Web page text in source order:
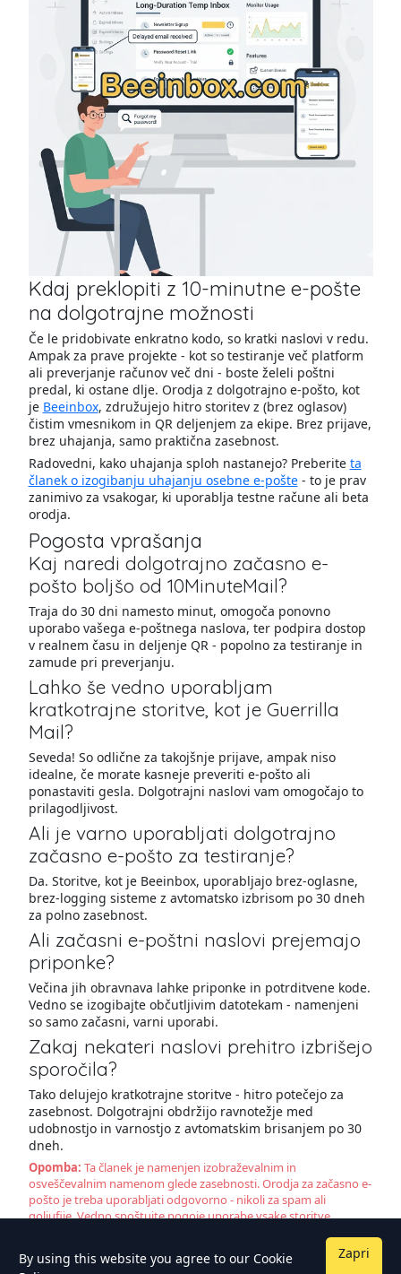
Kdaj preklopiti z 10-minutne e-pošte
na dolgotrajne možnosti
Če le pridobivate enkratno kodo, so kratki naslovi v redu.
Ampak za prave projekte - kot so testiranje več platform
ali preverjanje računov več dni - boste želeli poštni
predal, ki ostane dlje. Orodja z dolgotrajno e-pošto, kot
je Beeinbox, združujejo hitro storitev z (brez oglasov)
čistim vmesnikom in QR deljenjem za ekipe. Brez prijave,
brez uhajanja, samo praktična zasebnost.
Radovedni, kako uhajanja sploh nastanejo? Preberite ta
članek o izogibanju uhajanju osebne e-pošte- to je prav
zanimivo za vsakogar, ki uporablja testne račune ali beta
orodja.
Pogosta vprašanja
Kaj naredi dolgotrajno začasno e-
pošto boljšo od 10MinuteMail?
Traja do 30 dni namesto minut, omogoča ponovno
uporabo vašega e-poštnega naslova, ter podpira dostop
v realnem času in deljenje QR - popolno za testiranje in
zamude pri preverjanju.
Lahko še vedno uporabljam
kratkotrajne storitve, kot je Guerrilla
Mail?
Seveda! So odlične za takojšnje prijave, ampak niso
idealne, če morate kasneje preveriti e-pošto ali
ponastaviti gesla. Dolgotrajni naslovi vam omogočajo to
prilagodljivost.
Ali je varno uporabljati dolgotrajno
začasno e-pošto za testiranje?
Da. Storitve, kot je Beeinbox, uporabljajo brez-oglasne,
brez-logging sisteme z avtomatsko izbrisom po 30 dneh
za polno zasebnost.
Ali začasni e-poštni naslovi prejemajo
priponke?
Večina jih obravnava lahke priponke in potrditvene kode.
Vedno se izogibajte občutljivim datotekam - namenjeni
so samo začasni, varni uporabi.
Zakaj nekateri naslovi prehitro izbrišejo
sporočila?
Tako delujejo kratkotrajne storitve - hitro potečejo za
zasebnost. Dolgotrajni obdržijo ravnotežje med
udobnostjo in varnostjo z avtomatskim brisanjem po 30
dneh.
Opomba: Ta članek je namenjen izobraževalnim in
osveščevalnim namenom glede zasebnosti. Orodja za začasno e-
pošto je treba uporabljati odgovorno - nikoli za spam ali
goljufije. Vedno spoštujte pogoje uporabe vsake storitve.
By using this website you agree to our Cookie
Zapri